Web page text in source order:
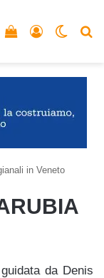
Accedi
Vedi il carrello
in Veneto
da Denis